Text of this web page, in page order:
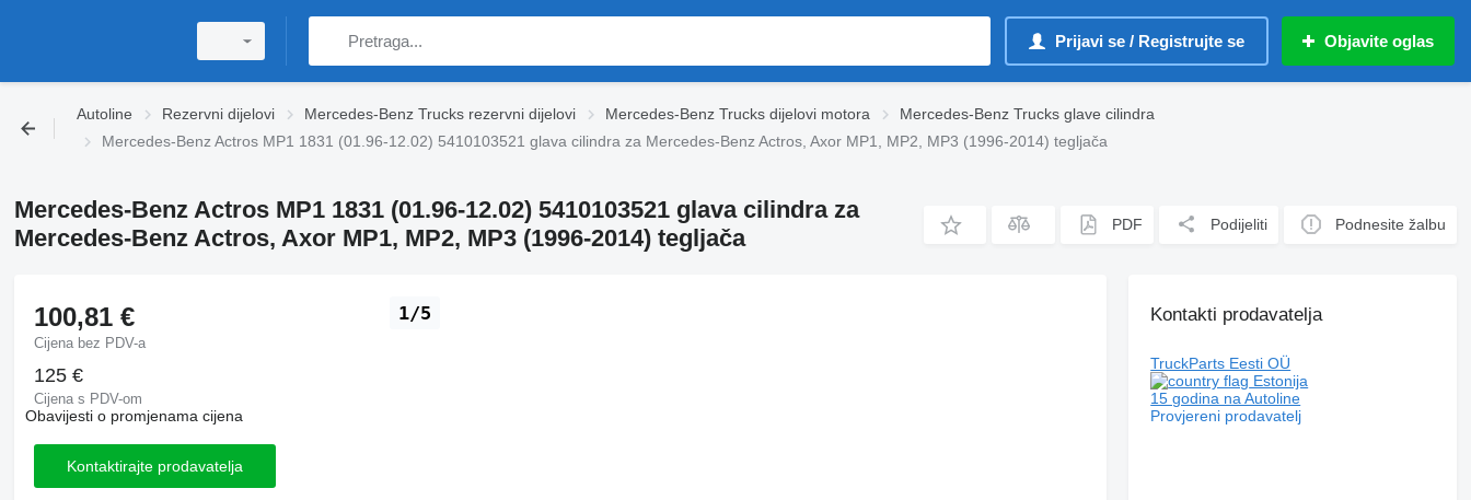
Prijavi se / Registrujte se Objavite oglas
Autoline Rezervni dijelovi Mercedes-Benz Trucks rezervni dijelovi Mercedes-Benz Trucks dijelovi motora
Mercedes-Benz Trucks glave cilindra
Mercedes-Benz Actros MP1 1831 (01.96-12.02) 5410103521 glava cilindra za Mercedes-Benz Actros, Axor MP1, MP2, MP3 (1996-2014) tegljača
Mercedes-Benz Actros MP1 1831 (01.96-12.02) 5410103521 glava cilindra za
Mercedes-Benz Actros, Axor MP1, MP2, MP3 (1996-2014) tegljača
PDF Podijeliti Podnesite žalbu
1/5
100,81 €
Cijena bez PDV-a
125 €
Cijena s PDV-om
Obavijesti o promjenama cijena
Kontaktirajte prodavatelja
Kontakti prodavatelja
TruckParts Eesti OÜ
Estonija
15 godina na Autoline
Provjereni prodavatelj